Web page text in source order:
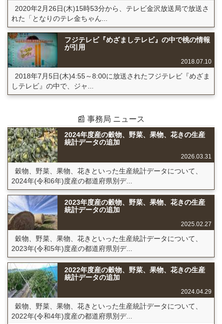
2020年2月26日(木)15時53分から、テレビ金沢放送局で放送さ
れた「となりのテレ金ちゃん...
フジテレビ『めざましテレビ』の中で桃の情報
が引用
2018.07.10
2018年7月5日(木)4:55～8:00に放送されたフジテレビ『めざま
しテレビ』の中で、ジャ...
📰 事務局 ニュース
2024年度産の穀物、野菜、果物、花きの生産
統計データの追加
2026.03.31
穀物、野菜、果物、花きといった生産統計データについて、
2024年(令和6年)度産の都道府県別デ...
2023年度産の穀物、野菜、果物、花きの生産
統計データの追加
2025.02.27
穀物、野菜、果物、花きといった生産統計データについて、
2023年(令和5年)度産の都道府県別デ...
2022年度産の穀物、野菜、果物、花きの生産
統計データの追加
2024.04.29
穀物、野菜、果物、花きといった生産統計データについて、
2022年(令和4年)度産の都道府県別デ...